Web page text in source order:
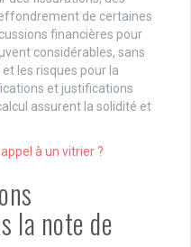
de certaines
financières pour
considérables, sans
les risques pour la
et justifications
assurent la solidité et
à un vitrier ?
la note de